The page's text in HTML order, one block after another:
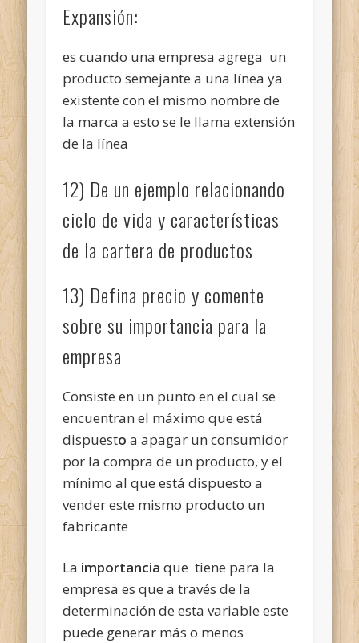
Expansión:
es cuando una empresa agrega un
producto semejante a una línea ya
existente con el mismo nombre de
la marca a esto se le llama extensión
de la línea
12) De un ejemplo relacionando
ciclo de vida y características
de la cartera de productos
13) Defina precio y comente
sobre su importancia para la
empresa
Consiste en un punto en el cual se
encuentran el máximo que está
dispuestoa apagar un consumidor
por la compra de un producto, y el
mínimo al que está dispuesto a
vender este mismo producto un
fabricante
La importancia que tiene para la
empresa es que a través de la
determinación de esta variable este
puede generar más o menos